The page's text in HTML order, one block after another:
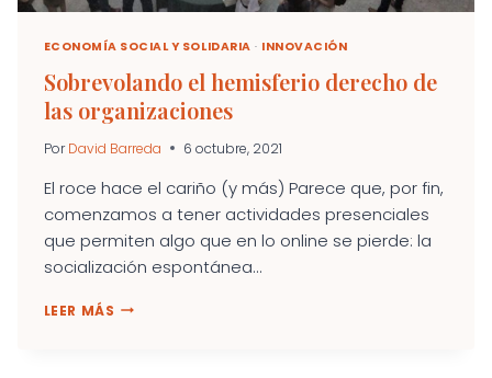
ECONOMÍA SOCIAL Y SOLIDARIA · INNOVACIÓN
Sobrevolando el hemisferio derecho de
las organizaciones
Por David Barreda 6 octubre, 2021
El roce hace el cariño (y más) Parece que, por fin,
comenzamos a tener actividades presenciales
que permiten algo que en lo online se pierde: la
socialización espontánea...
LEER MÁS SOBREVOLANDO